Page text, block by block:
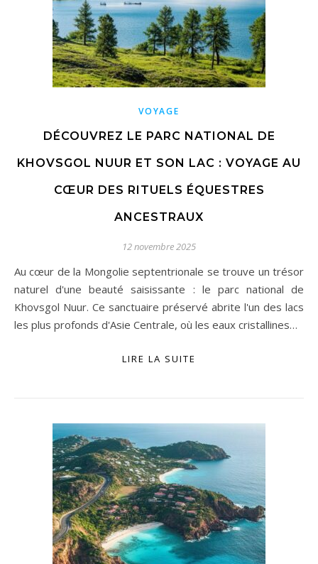
VOYAGE
DÉCOUVREZ LE PARC NATIONAL DE
KHOVSGOL NUUR ET SON LAC : VOYAGE AU
CŒUR DES RITUELS ÉQUESTRES
ANCESTRAUX
12 novembre 2025
Au cœur de la Mongolie septentrionale se trouve un trésor
naturel d'une beauté saisissante : le parc national de
Khovsgol Nuur. Ce sanctuaire préservé abrite l'un des lacs
les plus profonds d'Asie Centrale, où les eaux cristallines…
LIRE LA SUITE